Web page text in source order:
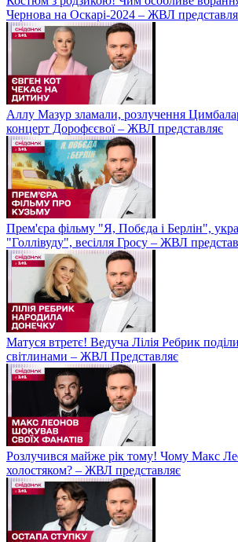
Чернова на Оскарі-2024 – ЖВЛ
Аллу Мазур зламали, розлучення
концерт Дорофєєвої – ЖВЛ представляє
Прем'єра фільму "Я, Побєда і Берлін",
"Голлівуду", весілля Гросу – ЖВЛ
Матуся втретє! Ведуча Лілія Ребрик
світлинами – ЖВЛ Представляє
Розлучився майже рік тому! Чому Макс
холостяком? – ЖВЛ представляє